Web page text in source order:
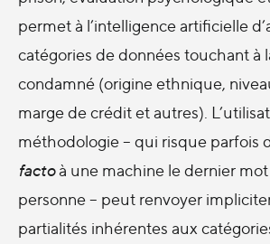
permet à l’intelligence artificielle
catégories de données touchant à
condamné (origine ethnique,
marge de crédit et autres).
méthodologie – qui risque parfois
factoà une machine le dernier mot
personne – peut renvoyer
partialités inhérentes aux